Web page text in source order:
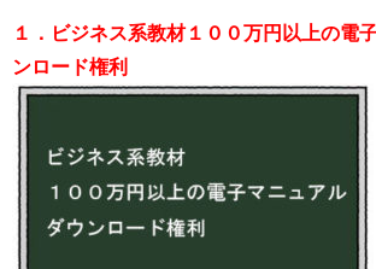
１．ビジネス系教材１００万円以上の電
ンロード権利